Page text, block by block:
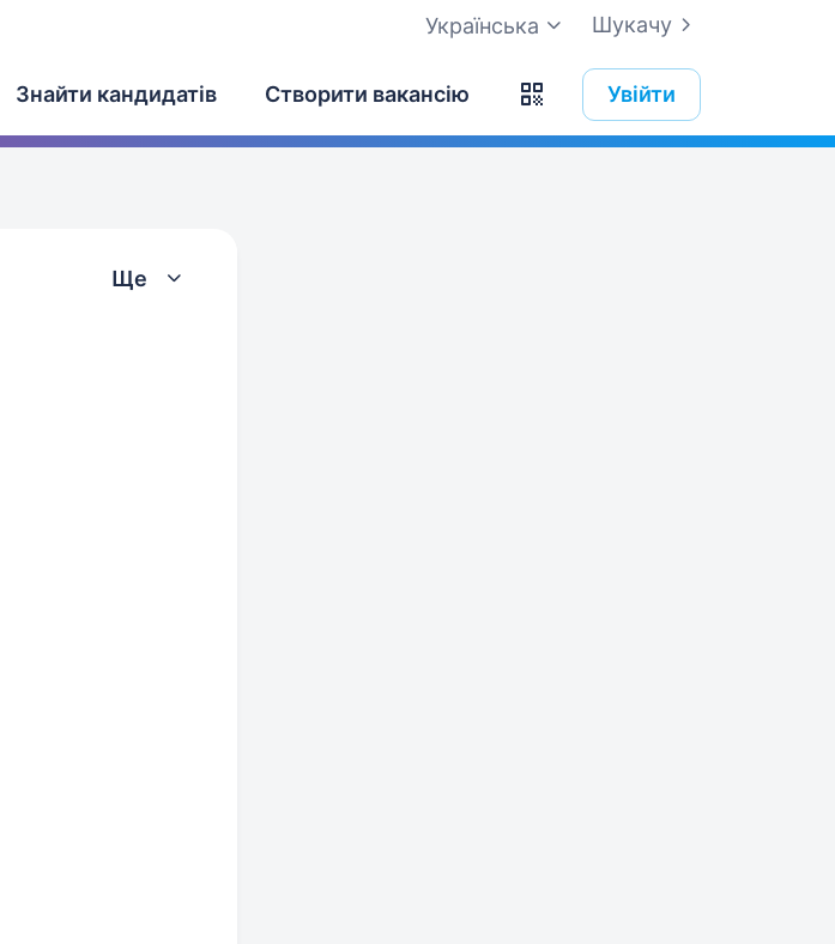
Шукачу
Українська
Знайти кандидатів Створити вакансію Увійти
Ще